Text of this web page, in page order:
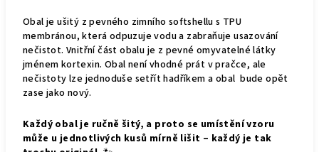
Obal jeušitý z pevného zimního softshellu s TPU
membránou,která odpuzuje vodu a zabraňuje usazování
nečistot. Vnitřní část obalu je z pevné omyvatelné látky
jménem kortexin. Obal není vhodné prát v pračce, ale
nečistoty lze jednoduše setřít hadříkem a obal bude opět
zase jako nový.
Každý obal je ručně šitý, a proto se umístění vzoru
může u jednotlivých kusů mírně lišit – každý je tak